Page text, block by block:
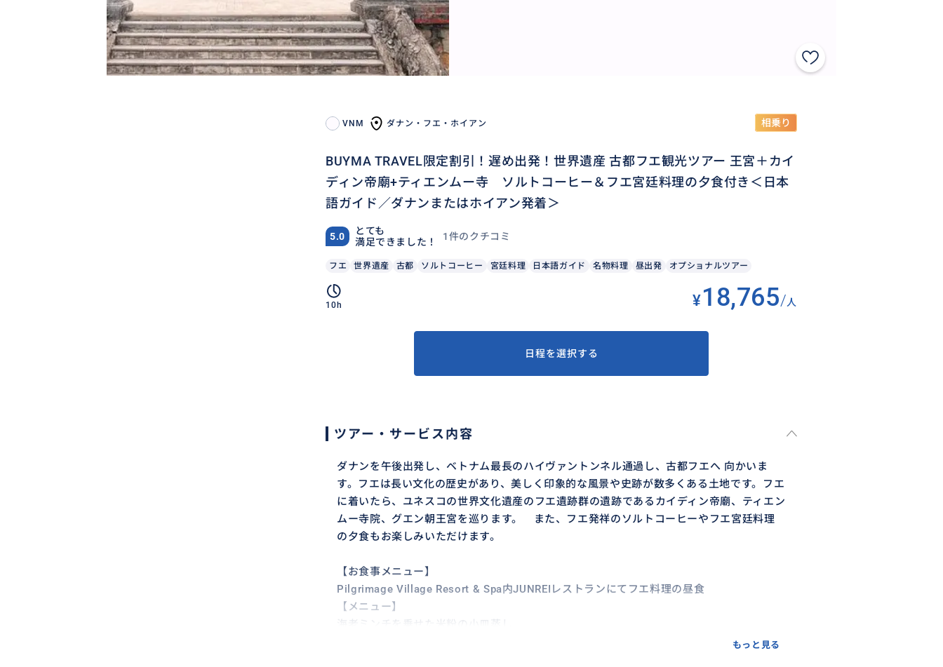
VNM ダナン・フエ・ホイアン 相乗り
BUYMA TRAVEL限定割引！遅め出発！世界遺産 古都フエ観光ツアー 王宮＋カイ
ディン帝廟+ティエンムー寺 ソルトコーヒー＆フエ宮廷料理の夕食付き＜日本
語ガイド／ダナンまたはホイアン発着＞
5.0
とても
満足できました！
1件のクチコミ
フエ 世界遺産 古都 ソルトコーヒー 宮廷料理 日本語ガイド 名物料理 昼出発 オプショナルツアー
10h ¥18,765/人
日程を選択する
ツアー・サービス内容
ダナンを午後出発し、ベトナム最長のハイヴァントンネル通過し、古都フエへ 向かいま
す。フエは長い文化の歴史があり、美しく印象的な風景や史跡が数多くある土地です。フエ
に着いたら、ユネスコの世界文化遺産のフエ遺跡群の遺跡であるカイディン帝廟、ティエン
ムー寺院、グエン朝王宮を巡ります。 また、フエ発祥のソルトコーヒーやフエ宮廷料理
の夕食もお楽しみいただけます。
【お食事メニュー】
Pilgrimage Village Resort & Spa内JUNREIレストランにてフエ料理の昼食
【メニュー】
もっと見る